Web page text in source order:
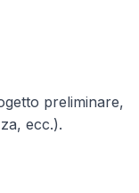
preliminare,
ecc.).